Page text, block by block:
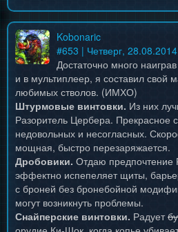
Kobonaric
#653 | Четверг,
Достаточно много
и в мультиплеер, я составил свой
любимых стволов. (ИМХО)
Штурмовые винтовки. Из них
Разоритель Цербера. Прекрасное
недовольных и несогласных.
мощная, быстро перезаряжается.
Дробовики. Отдаю предпочтение
эффектно испепеляет щиты,
с броней без бронебойной
могут возникнуть проблемы.
Снайперские винтовки. Радует